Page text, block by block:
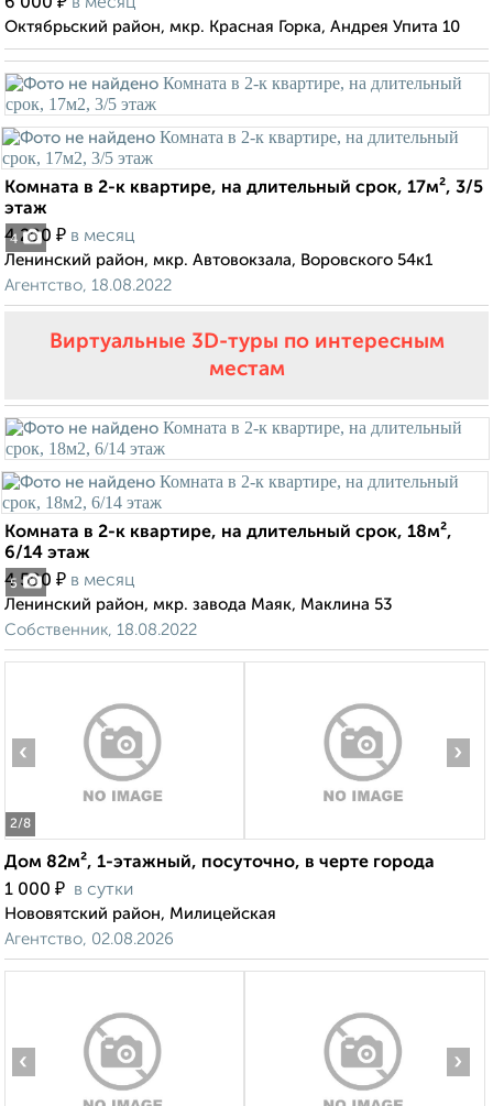
6 000 в месяц
Октябрьский район, мкр. Красная Горка, Андрея Упита 10
4
Комната в 2-к квартире, на длительный срок, 17м², 3/5
этаж
4 200 ₽ в месяц
Ленинский район, мкр. Автовокзала, Воровского 54к1
Агентство, 18.08.2022
Виртуальные 3D-туры по интересным
местам
5
Комната в 2-к квартире, на длительный срок, 18м²,
6/14 этаж
4 500 ₽ в месяц
Ленинский район, мкр. завода Маяк, Маклина 53
Собственник, 18.08.2022
2/8
‹ ›
Дом 82м², 1-этажный, посуточно, в черте города
1 000 ₽ в сутки
Нововятский район, Милицейская
Агентство, 02.08.2026
‹ ›